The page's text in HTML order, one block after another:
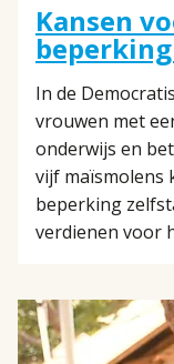
Kansen
beperking
In de
vrouwen met
onderwijs en
vijf maïsmolens
beperking
verdienen voor
LEES
MEER OVER